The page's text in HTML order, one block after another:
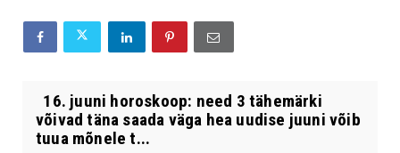
16. juuni horoskoop: need 3 tähemärki
võivad täna saada väga hea uudise juuni võib
tuua mõnele t...